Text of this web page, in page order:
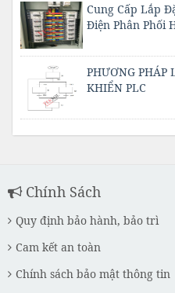
Cung Cấp Lắp
Điện Phân Phối
PHƯƠNG PHÁP
KHIỂN PLC
Chính Sách
Quy định bảo hành, bảo trì
Cam kết an toàn
Chính sách bảo mật thông tin